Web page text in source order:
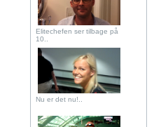
Elitechefen ser tilbage på
10..
Nu er det nu!..